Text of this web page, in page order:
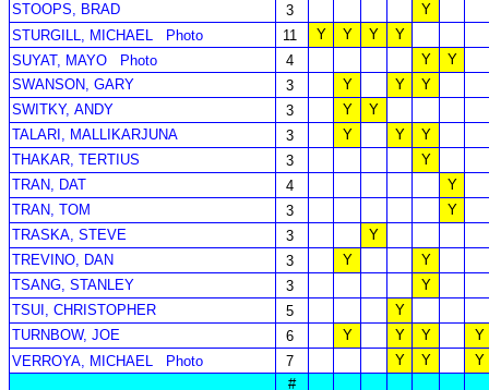
STOOPS, BRAD
3
Y
STURGILL, MICHAEL
Photo 11 Y Y Y
Y
SUYAT, MAYO
Photo 4 Y
Y
SWANSON, GARY
3 Y Y
Y
SWITKY, ANDY
3 Y
Y
TALARI, MALLIKARJUNA
3 Y Y
Y
THAKAR, TERTIUS
3
Y
TRAN, DAT
4
Y
TRAN, TOM
3
Y
TRASKA, STEVE
3
Y
TREVINO, DAN
3 Y
Y
TSANG, STANLEY
3
Y
TSUI, CHRISTOPHER
5
Y
TURNBOW, JOE
6 Y Y Y
Y
VERROYA, MICHAEL
Photo 7 Y Y Y
#